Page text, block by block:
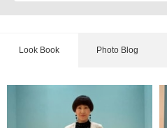
Look Book Photo Blog